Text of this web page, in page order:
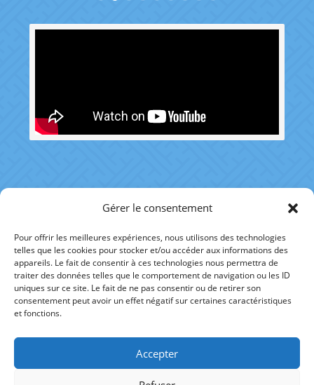
Gérer le consentement
Pour offrir les meilleures expériences, nous utilisons des technologies
telles que les cookies pour stocker et/ou accéder aux informations des
appareils. Le fait de consentir à ces technologies nous permettra de
traiter des données telles que le comportement de navigation ou les ID
uniques sur ce site. Le fait de ne pas consentir ou de retirer son
consentement peut avoir un effet négatif sur certaines caractéristiques
et fonctions.
Accepter
RÉFÉRENCES
AUTRE SITE
fineltain.alexis@gmail.com